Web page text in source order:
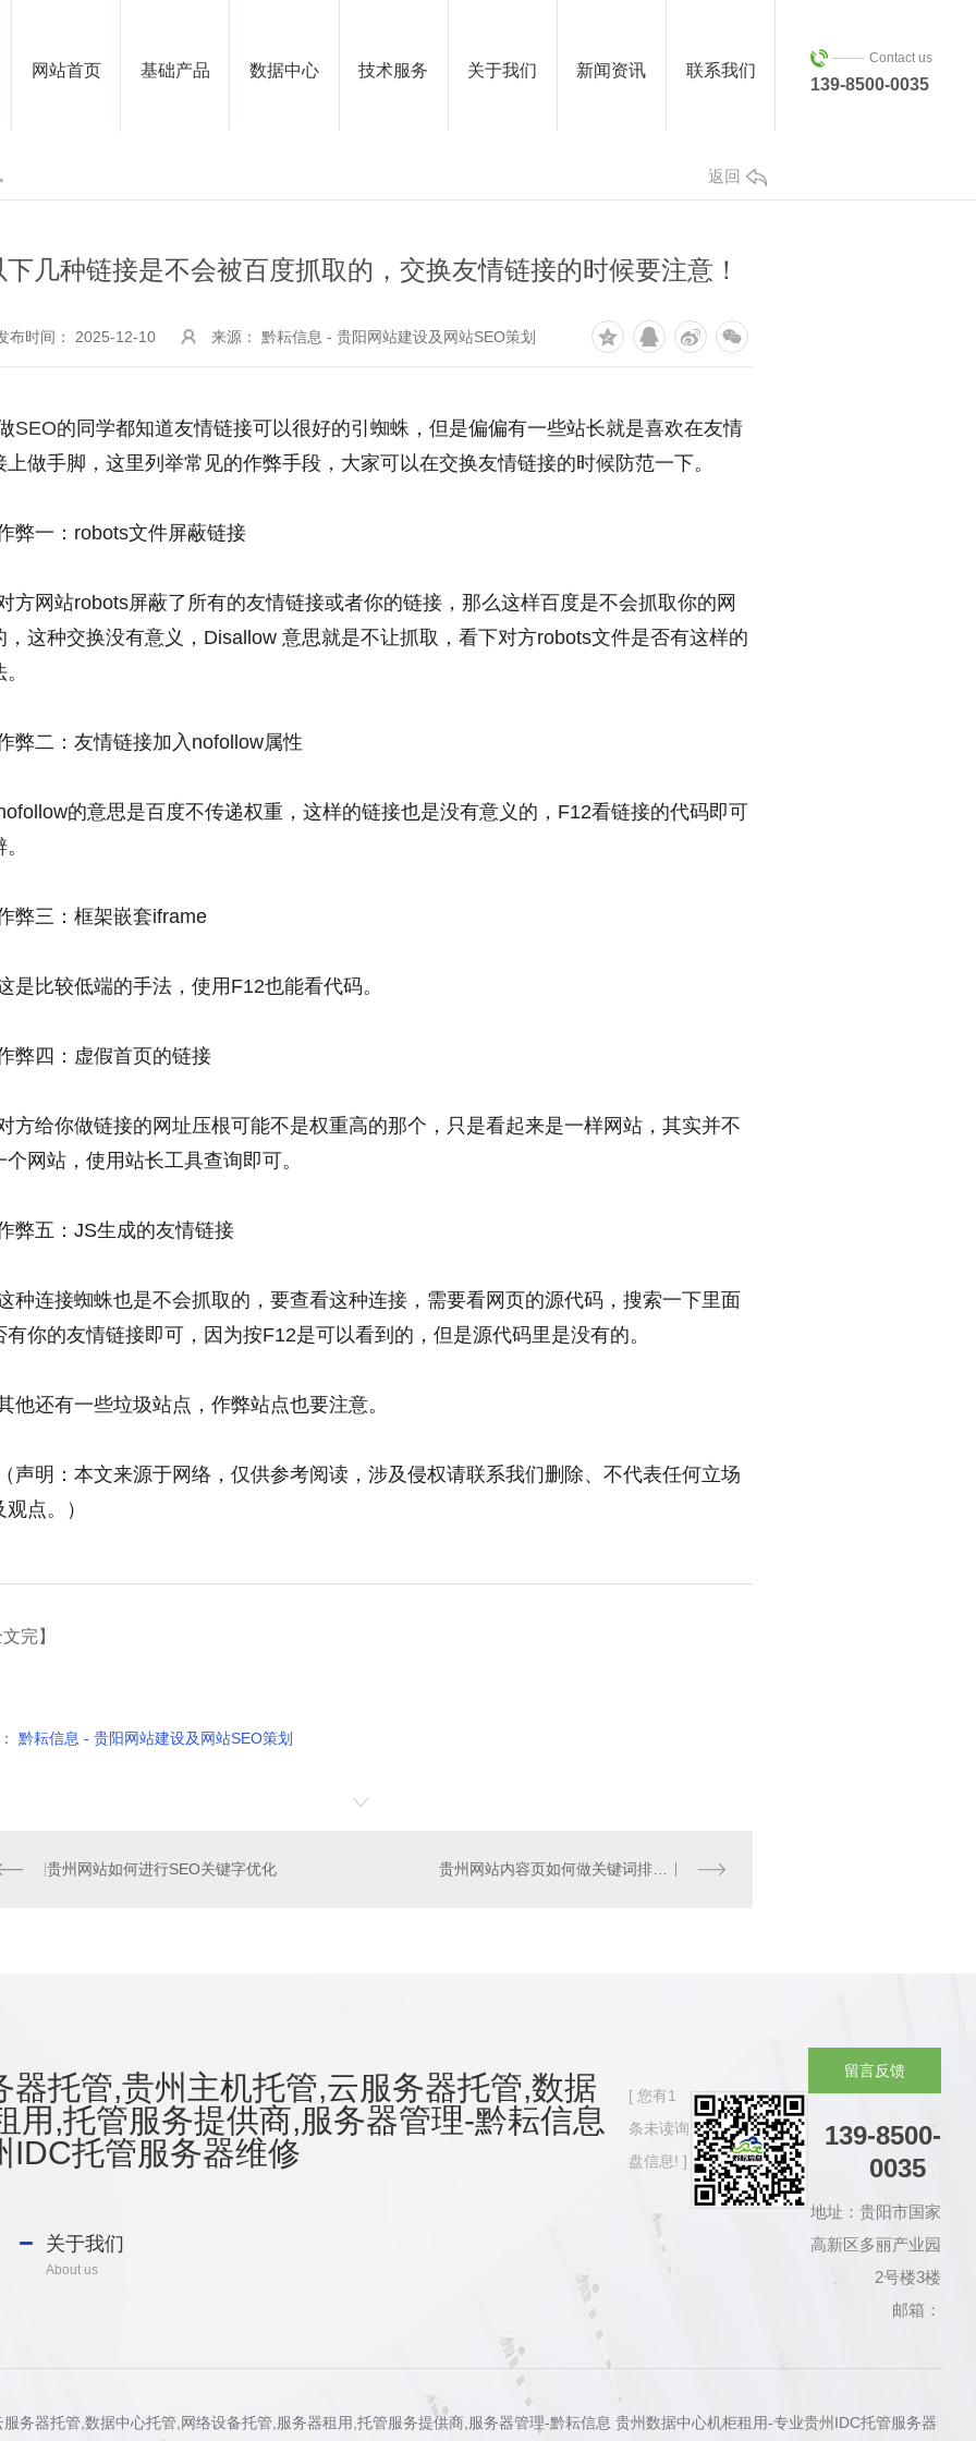
网站首页 基础产品 数据中心 技术服务 关于我们 新闻资讯 联系我们
Contact us
139-8500-0035
返回
下几种链接是不会被百度抓取的，交换友情链接的时候要注意！
布时间： 2025-12-10 来源： 黔耘信息 - 贵阳网站建设及网站SEO策划
SEO的同学都知道友情链接可以很好的引蜘蛛，但是偏偏有一些站长就是喜欢在友情
上做手脚，这里列举常见的作弊手段，大家可以在交换友情链接的时候防范一下。
弊一：robots文件屏蔽链接
方网站robots屏蔽了所有的友情链接或者你的链接，那么这样百度是不会抓取你的网
，这种交换没有意义，Disallow 意思就是不让抓取，看下对方robots文件是否有这样的
弊二：友情链接加入nofollow属性
的意思是百度不传递权重，这样的链接也是没有意义的，F12看链接的代码即可
弊三：框架嵌套iframe
是比较低端的手法，使用F12也能看代码。
弊四：虚假首页的链接
方给你做链接的网址压根可能不是权重高的那个，只是看起来是一样网站，其实并不
个网站，使用站长工具查询即可。
弊五：JS生成的友情链接
种连接蜘蛛也是不会抓取的，要查看这种连接，需要看网页的源代码，搜索一下里面
有你的友情链接即可，因为按F12是可以看到的，但是源代码里是没有的。
他还有一些垃圾站点，作弊站点也要注意。
声明：本文来源于网络，仅供参考阅读，涉及侵权请联系我们删除、不代表任何立场
观点。）
完】
黔耘信息 - 贵阳网站建设及网站SEO策划
贵州网站如何进行SEO关键字优化 贵州网站内容页如何做关键词排名？
托管,贵州主机托管,云服务器托管,数据
用,托管服务提供商,服务器管理-黔耘信息
IDC托管服务器维修
您有1
条未读询
盘信息!
关于我们
About us
留言反馈
139-8500-
0035
地址：贵阳市国家
高新区多丽产业园
2号楼3楼
邮箱：
务器托管,数据中心托管,网络设备托管,服务器租用,托管服务提供商,服务器管理-黔耘信息 贵州数据中心机柜租用-专业贵州IDC托管服务器